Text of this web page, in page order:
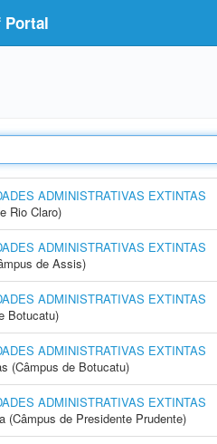
Portal
ADMINISTRATIVAS EXTINTAS
Rio Claro)
ADMINISTRATIVAS EXTINTAS
de Assis)
ADMINISTRATIVAS EXTINTAS
Botucatu)
ADMINISTRATIVAS EXTINTAS
(Câmpus de Botucatu)
ADMINISTRATIVAS EXTINTAS
(Câmpus de Presidente Prudente)